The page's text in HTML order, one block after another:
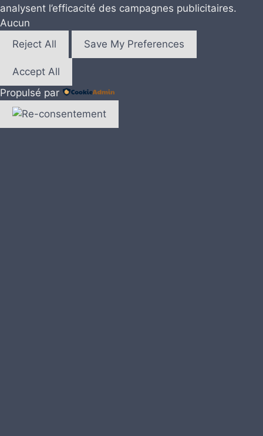
analysent l’efficacité des campagnes publicitaires.
Aucun
Reject All
Save My Preferences
Accept All
Propulsé par